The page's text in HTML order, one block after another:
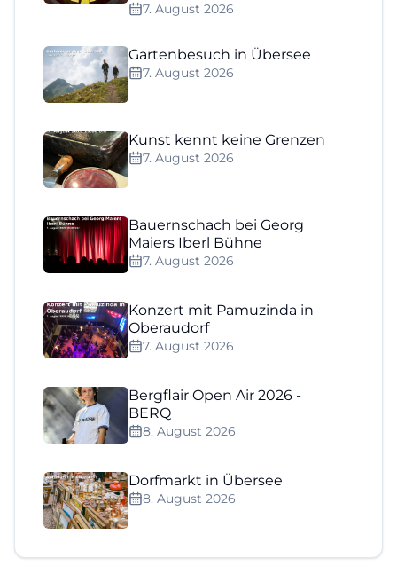
7. August 2026
Gartenbesuch in Übersee
7. August 2026
Kunst kennt keine Grenzen
7. August 2026
Bauernschach bei Georg
Maiers Iberl Bühne
7. August 2026
Konzert mit Pamuzinda in
Oberaudorf
7. August 2026
Bergflair Open Air 2026 -
BERQ
8. August 2026
Dorfmarkt in Übersee
8. August 2026